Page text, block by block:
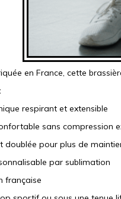
en France, cette
respirant et extensible
sans compression
doublée pour plus de
par sublimation
française